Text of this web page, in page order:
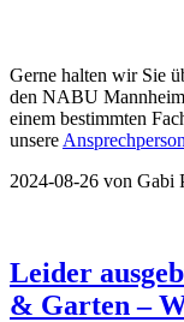
Gerne halten wir Sie
den NABU
einem bestimmten
unsere
2024-08-26 von Gabi
Leider
& Garten –